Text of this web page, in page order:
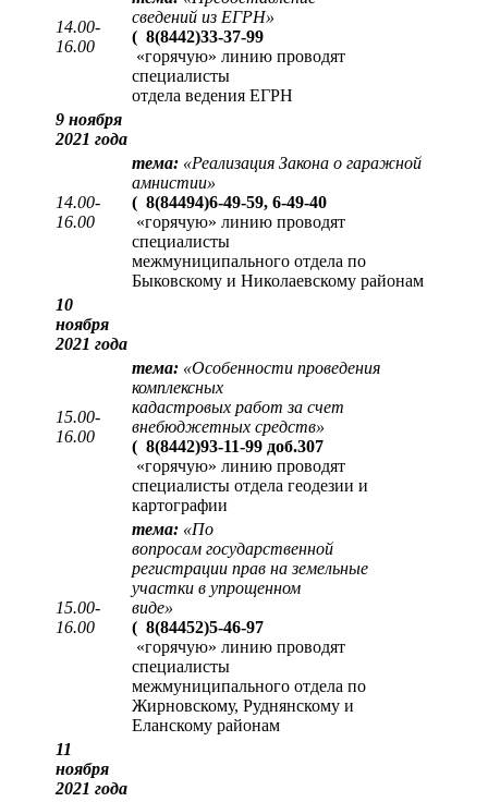
14.00-
16.00
сведений из ЕГРН»
( 8(8442)33-37-99
«горячую» линию проводят
специалисты
отдела ведения ЕГРН
9 ноября
2021 года
14.00-
16.00
тема: «Реализация Закона о гаражной
амнистии»
( 8(84494)6-49-59, 6-49-40
«горячую» линию проводят
специалисты
межмуниципального отдела по
Быковскому и Николаевскому районам
10
ноября
2021 года
15.00-
16.00
тема: «Особенности проведения
комплексных
кадастровых работ за счет
внебюджетных средств»
( 8(8442)93-11-99 доб.307
«горячую» линию проводят
специалисты отдела геодезии и
картографии
15.00-
16.00
тема: «По
вопросам государственной
регистрации прав на земельные
участки в упрощенном
виде»
( 8(84452)5-46-97
«горячую» линию проводят
специалисты
межмуниципального отдела по
Жирновскому, Руднянскому и
Еланскому районам
11
ноября
2021 года